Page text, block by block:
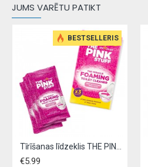
JUMS VARĒTU PATIKT
BESTSELLERIS
Tīrīšanas līdzeklis THE PINK STUFF 3x100g - tualetes putas